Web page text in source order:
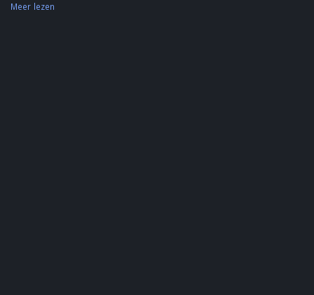
Meer lezen